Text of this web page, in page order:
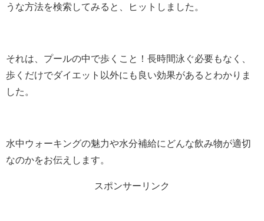
うな方法を検索してみると、ヒットしました。
それは、プールの中で歩くこと！長時間泳ぐ必要もなく、
歩くだけでダイエット以外にも良い効果があるとわかりま
した。
水中ウォーキングの魅力や水分補給にどんな飲み物が適切
なのかをお伝えします。
スポンサーリンク